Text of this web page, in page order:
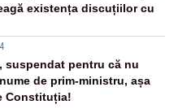
existența discuțiilor cu
suspendat pentru că nu
de prim-ministru, așa
Constituția!